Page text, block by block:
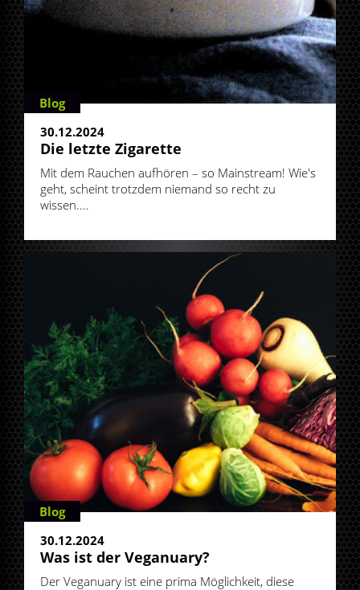
Blog
30.12.2024
Die letzte Zigarette
Mit dem Rauchen aufhören – so Mainstream! Wie's
geht, scheint trotzdem niemand so recht zu
wissen....
Blog
30.12.2024
Was ist der Veganuary?
Der Veganuary ist eine prima Möglichkeit, diese